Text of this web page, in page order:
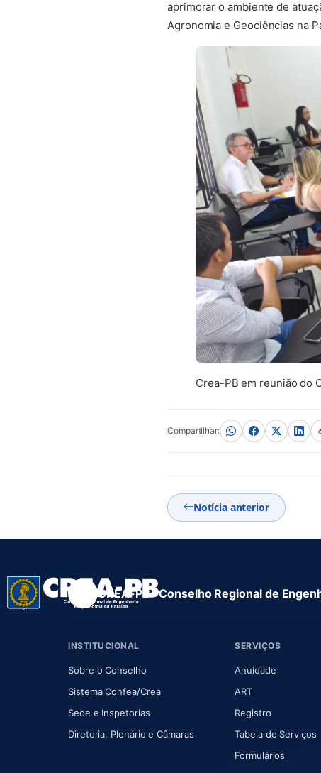
aprimorar o ambiente de
Agronomia e Geociências na
Crea-PB em reunião do
Compartilhar:
Notícia anterior
CREA-PB · Conselho Regional de
INSTITUCIONAL
Sobre o Conselho(abre em nova aba)
Sistema Confea/Crea(abre em nova aba)
Sede e Inspetorias
Diretoria, Plenário e Câmaras(abre em nova aba)
SERVIÇOS
Anuidade(abre em
ART(abre em nova
Registro
Tabela de Serviços
Formulários